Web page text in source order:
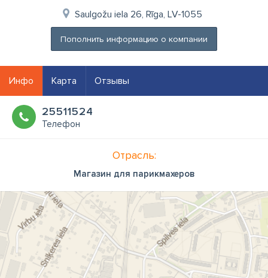
Saulgožu iela 26, Rīga, LV-1055
Пополнить информацию о компании
Инфо Карта Отзывы
25511524
Телефон
Отрасль:
Магазин для парикмахеров